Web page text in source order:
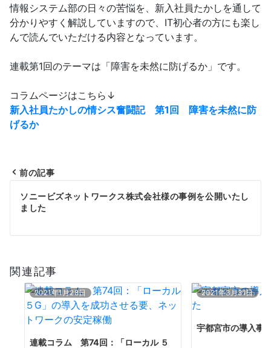
情報システム部の日々の苦悩を、新入社員たかしを通して
分かりやすく解説していますので、IT初心者の方にも楽し
んで読んでいただける内容となっています。
連載第1回のテーマは「障害を未然に防げるか」です。
コラムページはこちら↓
新入社員たかしの情シス奮闘記 第1回 障害を未然に防
げるか
投
稿
ナ
ビ
ゲ
ー
シ
前の記事
ソニービズネットワークス株式会社様の事例を公開いたし
ました
関連記事
2021年1月28日
連載コラム 第74回：「ローカル ５
2021年3月31日
宇都宮市の導入事